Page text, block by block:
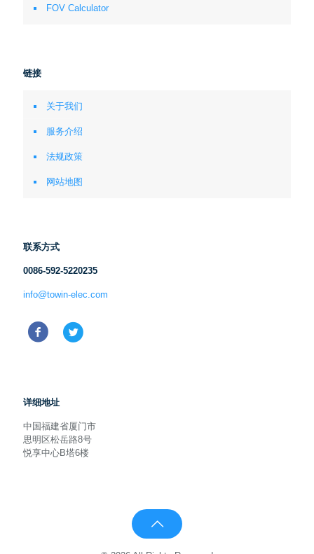
FOV Calculator
链接
关于我们
服务介绍
法规政策
网站地图
联系方式
0086-592-5220235
info@towin-elec.com
详细地址
中国福建省厦门市
思明区松岳路8号
悦享中心B塔6楼